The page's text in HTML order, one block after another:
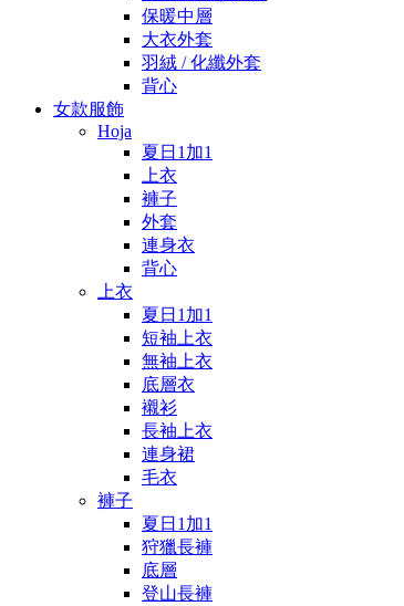
保暖中層
大衣外套
羽絨 / 化纖外套
背心
女款服飾
Hoja
夏日1加1
上衣
褲子
外套
連身衣
背心
上衣
夏日1加1
短袖上衣
無袖上衣
底層衣
襯衫
長袖上衣
連身裙
毛衣
褲子
夏日1加1
狩獵長褲
底層
登山長褲